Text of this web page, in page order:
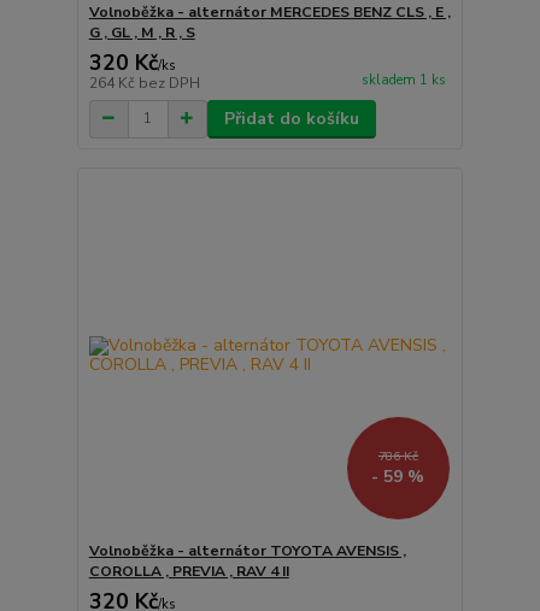
Volnoběžka - alternátor MERCEDES BENZ CLS , E ,
G , GL , M , R , S
320 Kč/ks
264 Kč bez DPH skladem 1 ks
Přidat do košíku
786 Kč
- 59 %
Volnoběžka - alternátor TOYOTA AVENSIS ,
COROLLA , PREVIA , RAV 4 II
320 Kč/ks